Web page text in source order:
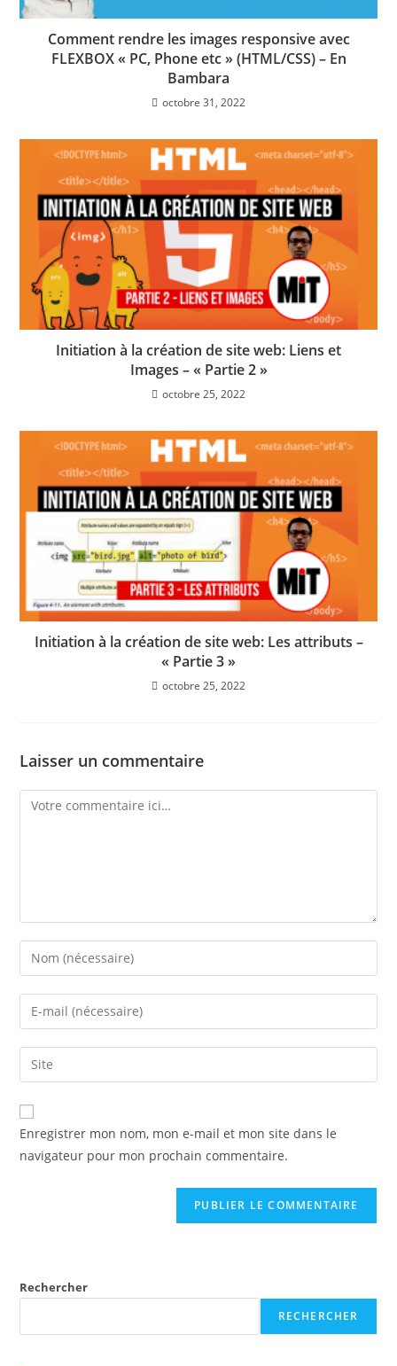
Comment rendre les images responsive avec
FLEXBOX « PC, Phone etc » (HTML/CSS) – En
Bambara
octobre 31, 2022
Initiation à la création de site web: Liens et
Images – « Partie 2 »
octobre 25, 2022
Initiation à la création de site web: Les attributs –
« Partie 3 »
octobre 25, 2022
Laisser un commentaire
Enregistrer mon nom, mon e-mail et mon site dans le
navigateur pour mon prochain commentaire.
Rechercher
RECHERCHER